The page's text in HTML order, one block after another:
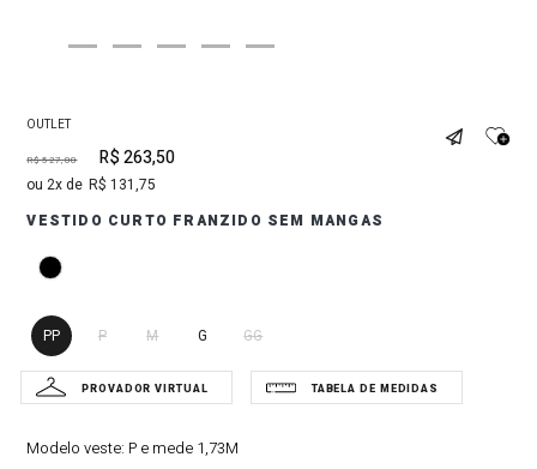
OUTLET
R$ 527,00 R$ 263,50
2 R$ 131,75
VESTIDO CURTO FRANZIDO SEM MANGAS
PP P M G GG
Modelo veste: P e mede 1,73M